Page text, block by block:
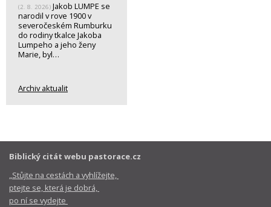
(2. 8. 2026) Jakob LUMPE se
narodil v rove 1900 v
severočeském Rumburku
do rodiny tkalce Jakoba
Lumpeho a jeho ženy
Marie, byl…
Archiv aktualit
Biblický citát webu pastorace.cz
„Stůjte na cestách a vyhlížejte,
ptejte se, která je dobrá,
po ní se vydejte